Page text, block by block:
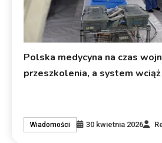
Polska medycyna na czas
przeszkolenia, a system
Wiadomości 30 kwietnia 2026